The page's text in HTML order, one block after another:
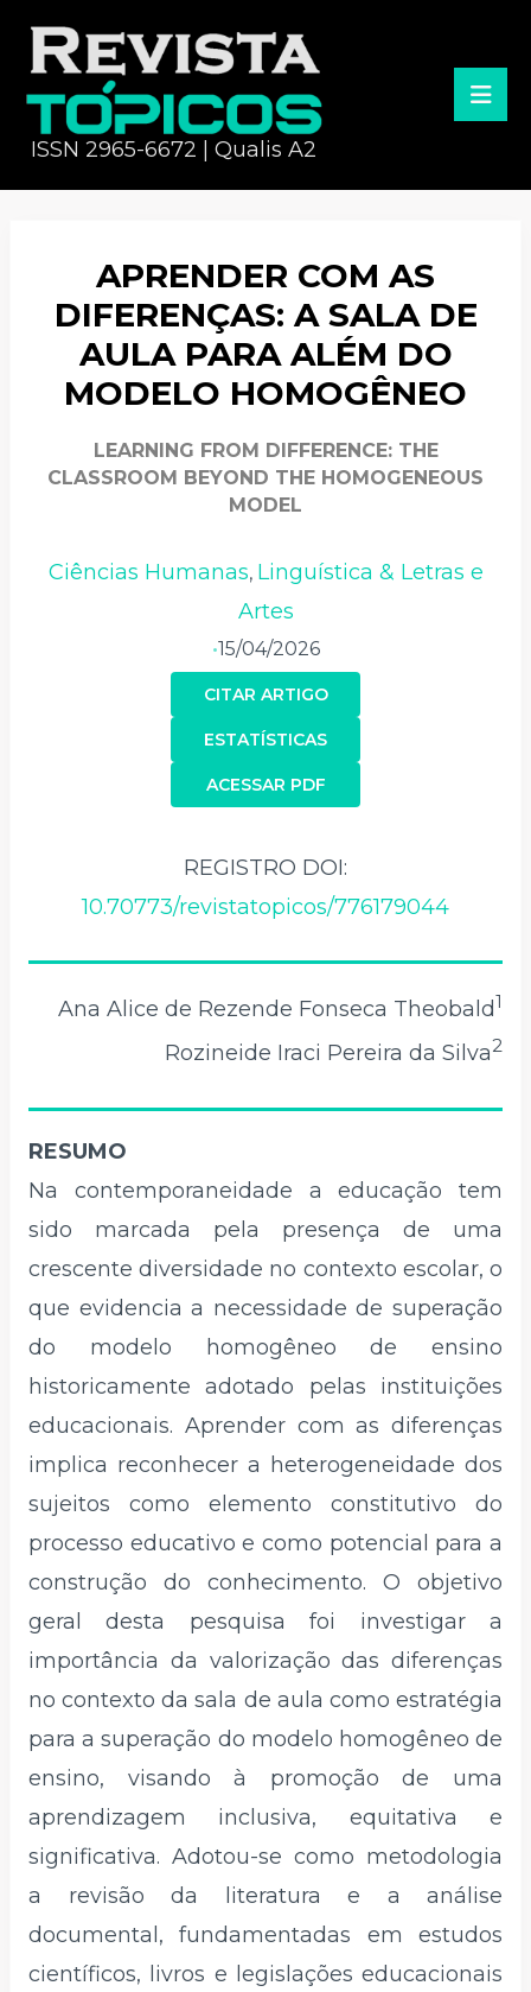
ISSN 2965-6672 | Qualis A2
APRENDER COM AS
DIFERENÇAS: A SALA DE
AULA PARA ALÉM DO
MODELO HOMOGÊNEO
LEARNING FROM DIFFERENCE: THE
CLASSROOM BEYOND THE HOMOGENEOUS
MODEL
Ciências Humanas, Linguística & Letras e
Artes
•15/04/2026
CITAR ARTIGO
ACESSAR PDF
ESTATÍSTICAS
REGISTRO DOI:
10.70773/revistatopicos/776179044
Ana Alice de Rezende Fonseca Theobald1
Rozineide Iraci Pereira da Silva2
RESUMO
Na contemporaneidade a educação tem
sido marcada pela presença de uma
crescente diversidade no contexto escolar, o
que evidencia a necessidade de superação
do modelo homogêneo de ensino
historicamente adotado pelas instituições
educacionais. Aprender com as diferenças
implica reconhecer a heterogeneidade dos
sujeitos como elemento constitutivo do
processo educativo e como potencial para a
construção do conhecimento. O objetivo
geral desta pesquisa foi investigar a
importância da valorização das diferenças
no contexto da sala de aula como estratégia
para a superação do modelo homogêneo de
ensino, visando à promoção de uma
aprendizagem inclusiva, equitativa e
significativa. Adotou-se como metodologia
a revisão da literatura e a análise
documental, fundamentadas em estudos
científicos, livros e legislações educacionais